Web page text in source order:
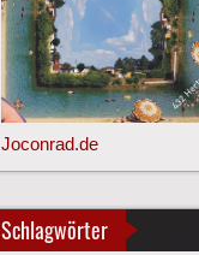
Joconrad.de
Schlagwörter